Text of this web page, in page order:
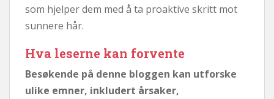
som hjelper dem med å ta proaktive skritt mot
sunnere hår.
Hva leserne kan forvente
Besøkende på denne bloggen kan utforske
ulike emner, inkludert årsaker,